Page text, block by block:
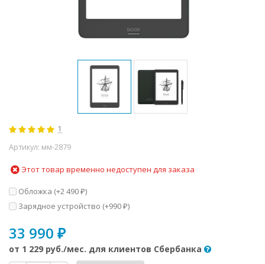
1
Артикул: мм-2879
Этот товар временно недоступен для заказа
Обложка (+2 490 ₽)
Зарядное устройство (+990 ₽)
33 990 ₽
от 1 229 руб./мес. для клиентов Сбербанка